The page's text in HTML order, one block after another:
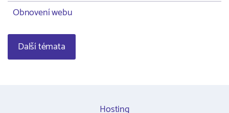
Obnovení webu
Další témata
Hosting